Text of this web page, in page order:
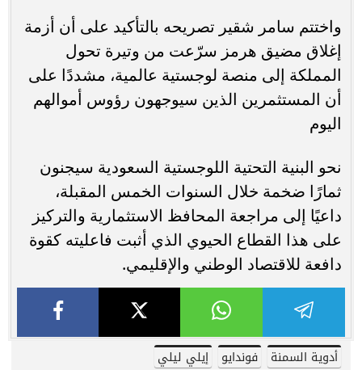
واختتم سامر شقير تصريحه بالتأكيد على أن أزمة
إغلاق مضيق هرمز سرّعت من وتيرة تحول
المملكة إلى منصة لوجستية عالمية، مشددًا على
أن المستثمرين الذين سيوجهون رؤوس أموالهم
اليوم
نحو البنية التحتية اللوجستية السعودية سيجنون
ثمارًا ضخمة خلال السنوات الخمس المقبلة،
داعيًا إلى مراجعة المحافظ الاستثمارية والتركيز
على هذا القطاع الحيوي الذي أثبت فاعليته كقوة
دافعة للاقتصاد الوطني والإقليمي.
أدوية السمنة فوندايو
إيلي ليلي